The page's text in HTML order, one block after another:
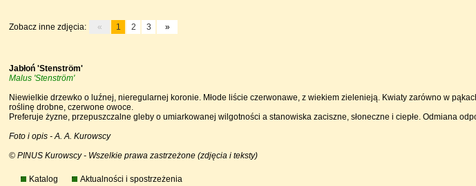
Zobacz inne zdjęcia: « 1 2 3 »
Jabłoń 'Stenström'
Malus 'Stenström'
Niewielkie drzewko o luźnej, nieregularnej koronie. Młode liście czerwonawe, z wiekiem zielenieją. Kwiaty zarówno w
roślinę drobne, czerwone owoce.
Preferuje żyzne, przepuszczalne gleby o umiarkowanej wilgotności a stanowiska zaciszne, słoneczne i ciepłe. Odmiana
Foto i opis - A. A. Kurowscy
© PINUS Kurowscy - Wszelkie prawa zastrzeżone (zdjęcia i teksty)
Katalog Aktualności i spostrzeżenia